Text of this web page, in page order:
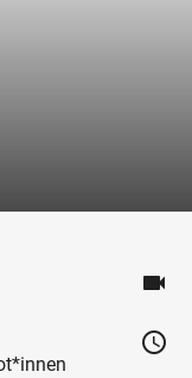
videocam
schedule